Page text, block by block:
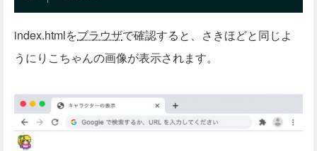
index.htmlをブラウザで確認すると、さきほどと同じよ
うにりこちゃんの画像が表示されます。